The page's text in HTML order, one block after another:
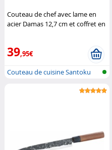
Couteau de chef avec lame en
acier Damas 12,7 cm et coffret en
39,95€
Couteau de cuisine Santoku